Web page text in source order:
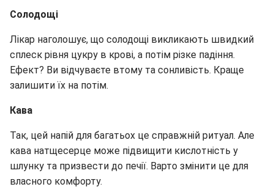
Солодощі
Лікар наголошує, що солодощі викликають швидкий
сплеск рівня цукру в крові, а потім різке падіння.
Ефект? Ви відчуваєте втому та сонливість. Краще
залишити їх на потім.
Кава
Так, цей напій для багатьох це справжній ритуал. Але
кава натщесерце може підвищити кислотність у
шлунку та призвести до печії. Варто змінити це для
власного комфорту.